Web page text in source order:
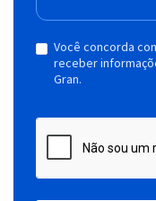
Você concorda
receber
Gran.